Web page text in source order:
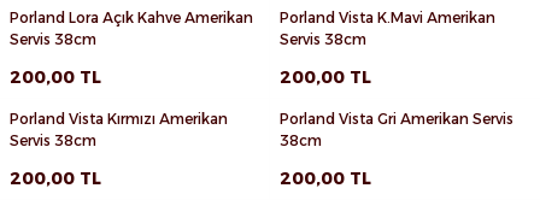
Yeni
Favorilere Ekle
Porland Lora Açık Kahve Amerikan
Servis 38cm
200,00 TL
Yeni
Favorilere Ekle
Porland Vista K.Mavi Amerikan
Servis 38cm
200,00TL
Favorilere Ekle
Porland Vista Kırmızı Amerikan
Servis 38cm
200,00 TL
Favorilere Ekle
Porland Vista Gri Amerikan Servis
38cm
200,00TL